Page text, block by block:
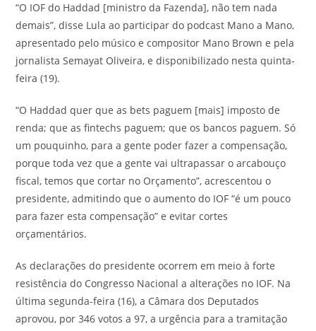
“O IOF do Haddad [ministro da Fazenda], não tem nada
demais”, disse Lula ao participar do podcast Mano a Mano,
apresentado pelo músico e compositor Mano Brown e pela
jornalista Semayat Oliveira, e disponibilizado nesta quinta-
feira (19).
“O Haddad quer que as bets paguem [mais] imposto de
renda; que as fintechs paguem; que os bancos paguem. Só
um pouquinho, para a gente poder fazer a compensação,
porque toda vez que a gente vai ultrapassar o arcabouço
fiscal, temos que cortar no Orçamento”, acrescentou o
presidente, admitindo que o aumento do IOF “é um pouco
para fazer esta compensação” e evitar cortes
orçamentários.
As declarações do presidente ocorrem em meio à forte
resistência do Congresso Nacional a alterações no IOF. Na
última segunda-feira (16), a Câmara dos Deputados
aprovou, por 346 votos a 97, a urgência para a tramitação